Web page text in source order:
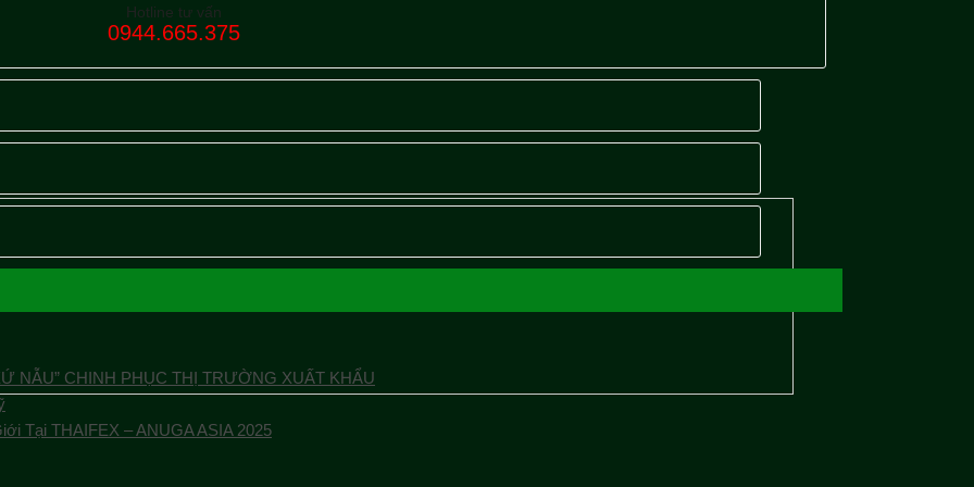
Hotline tư vấn
0944.665.375
NẪU” CHINH PHỤC THỊ TRƯỜNG XUẤT KHẨU
Tại THAIFEX – ANUGA ASIA 2025